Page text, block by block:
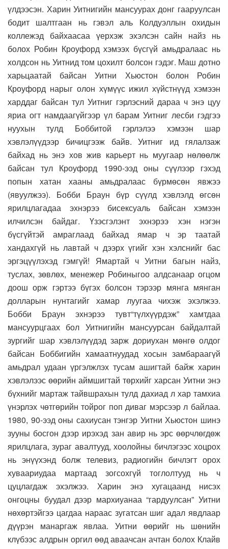
үлдээсэн. Харин Уитнигийн мансуурах донг гааруулсан
бодит шалтгаан нь гэвэл аль Колдуэллын охидын
коллежэд байхаасаа үерхэж эхэлсэн сайн найз нь
болох Робин Кроуфорд хэмээх бүсгүй амьдралаас нь
холдсон нь Уитнид том цохилт болсон гэдэг. Маш дотно
харьцаатай байсан Уитни Хьюстон болон Робин
Кроуфорд нарыг олон хүмүүс ижил хүйстнүүд хэмээн
харддаг байсан тул Уитниг гэрлэсний дараа ч энэ цуу
яриа огт намдаагүйгээр үл барам Уитниг лесби гэдгээ
нуухын тулд Боббитой гэрлэлээ хэмээн шар
хэвлэлүүдээр бичицгээж байв. Уитниг ид гялалзаж
байхад нь энэ хов жив карьерт нь муугаар нөлөөлж
байсан тул Кроуфорд 1990-ээд оны сүүлээр гэхэд
попын хатан хааны амьдралаас бүрмөсөн явжээ
(явуулжээ). Бобби Браун бүр сүүлд хэвлэлд өгсөн
ярилцлагадаа эхнэрээ бисексуаль байсан хэмээн
илчилсэн байдаг. Үзэсгэлэнт эхнэрээ хэн нэгэн
бүсгүйтэй амраглаад байхад ямар ч эр таатай
хандахгүй нь лавтай ч дээрх үгийг хэн хэлснийг бас
эргэцүүлэхэд гэмгүй! Ямартай ч Уитни багын найз,
туслах, зөвлөх, менежер Робиныгоо алдсанаар огцом
доош орж гэртээ бүгэх болсон тэрээр мянга мянган
долларын нунтагийг хамар луугаа чихэж эхэлжээ.
Бобби Браун эхнэрээ тувт“түлхүүрдэж” хамтдаа
мансуурцгаах бол Уитнигийн мансуурсан байдалтай
зургийг шар хэвлэлүүдэд зарж дориухан мөнгө олдог
байсан Боббигийн хамаатнуудад хосын замбараагүй
амьдрал удаан үргэлжлэх тусам ашигтай байж харин
хэвлэлээс өөрийн аймшигтай төрхийг харсан Уитни энэ
бүхнийг мартаж тайвшрахын тулд дахиад л хар тамхиа
үнэрлэх чөтгөрийн тойрог поп диваг мэрсээр л байлаа.
1980, 90-ээд оны сахиусан тэнгэр Уитни Хьюстон шинэ
зууны босгон дээр ирэхэд зан авир нь эрс өөрчлөгдөж
ярилцлага, зураг авалтууд, хоолойны бичлэгээс хоцрох
нь энүүхэнд болж телевиз, радиогийн бичлэгт орох
хуваариудаа мартаад зогсохгүй тоглолтууд нь ч
цуцлагдаж эхэлжээ. Харин энэ хугацаанд нисэх
онгоцны буудал дээр мархиуанаа “гардуулсан” Уитни
нөхөртэйгээ цагдаа нараас зугатсан шиг адал явдлаар
дүүрэн манаргаж явлаа. Уитни өөрийг нь шөнийн
клүбээс алдрын оргил өөд аваачсан ачтан болох Клайв